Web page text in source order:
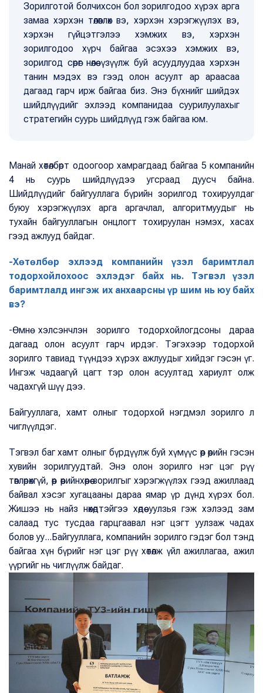
Зорилготой болчихсон бол зорилгодоо хүрэх арга
замаа хэрхэн төлөвлөх вэ, хэрхэн хэрэгжүүлэх вэ,
хэрхэн гүйцэтгэлээ хэмжих вэ, хэрхэн
зорилгодоо хүрч байгаа эсэхээ хэмжих вэ,
зорилгод сөрөг нөлөө үзүүлж буй асуудлуудаа хэрхэн
танин мэдэх вэ гээд олон асуулт ар араасаа
дагаад гарч ирж байгаа биз. Энэ бүхнийг шийдэх
шийдлүүдийг эхлээд компанидаа суурилуулахыг
стратегийн суурь шийдлүүд гэж байгаа юм.
Манай хөтөлбөрт одоогоор хамрагдаад байгаа 5 компанийн
4 нь суурь шийдлүүдээ угсраад дуусч байна.
Шийдлүүдийг байгууллага бүрийн зорилгод тохируулдаг
буюу хэрэгжүүлэх арга аргачлал, алгоритмуудыг нь
тухайн байгууллагын онцлогт тохируулан нэмэх, хасах
гээд ажлууд байдаг.
-Хөтөлбөр эхлээд компанийн үзэл баримтлал
тодорхойлохоос эхлэдэг байх нь. Тэгвэл үзэл
баримтлалд ингэж их анхаарсны үр шим нь юу байх
вэ?
-Өмнө хэлсэнчлэн зорилго тодорхойлогдсоны дараа
дагаад олон асуулт гарч ирдэг. Тэгэхээр тодорхой
зорилго тавиад түүндээ хүрэх ажлуудыг хийдэг гэсэн үг.
Ингэж чадаагүй цагт тэр олон асуултад хариулт олж
чадахгүй шүү дээ.
Байгууллага, хамт олныг тодорхой нэгдмэл зорилго л
чиглүүлдэг.
Тэгвэл баг хамт олныг бүрдүүлж буй хүмүүс өөр өөрийн гэсэн
хувийн зорилгуудтай. Энэ олон зорилго нэг цэг рүү
төвлөрөхгүй, өөр өөрийнхөөрөө зорилгыг хэрэгжүүлэх гээд ажиллаад
байвал хэсэг хугацааны дараа ямар үр дүнд хүрэх бол.
Жишээ нь найз нөхөдтэйгээ хөдөө уулзья гэж хэлээд зам
салаад тус тусдаа гарцгаавал нэг цэгт уулзаж чадах
болов уу...Байгууллага, компанийн зорилго гэдэг бол тэнд
байгаа хүн бүрийг нэг цэг рүү хөтөлж үйл ажиллагаа, ажил
үүргийг нь чиглүүлж байдаг.